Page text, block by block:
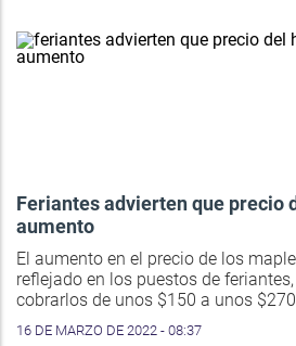
Feriantes advierten que precio
aumento
El aumento en el precio de los
reflejado en los puestos de
cobrarlos de unos $150 a unos
16 DE MARZO DE 2022 - 08:37